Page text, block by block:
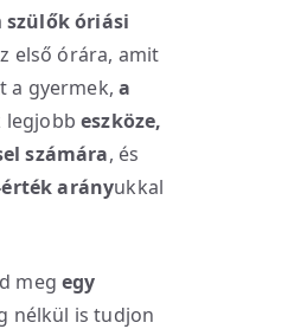
szülők óriási
első órára, amit
a gyermek,a
legjobbeszköze,
számára, és
arányukkal
megegy
nélkül is tudjon